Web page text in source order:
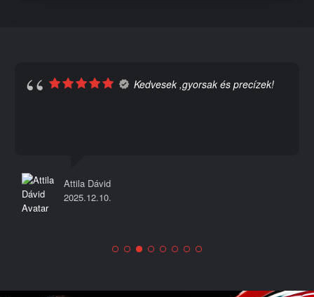
Kedvesek ,gyorsak és precízek!
Attila Dávid
2025.12.10.